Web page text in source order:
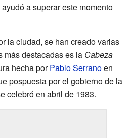
a superar este momento
la ciudad, se han creado varias
más destacadas es la Cabeza
hecha porPablo Serranoen
pospuesta por el gobierno de la
celebró en abril de 1983.